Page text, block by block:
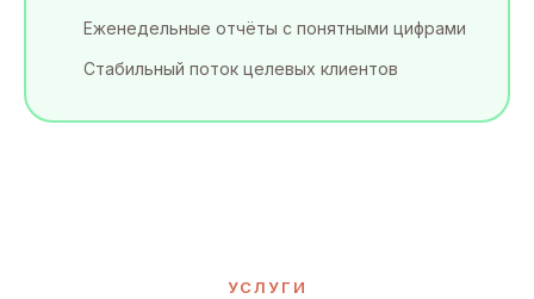
Еженедельные отчёты с понятными цифрами
Стабильный поток целевых клиентов
УСЛУГИ